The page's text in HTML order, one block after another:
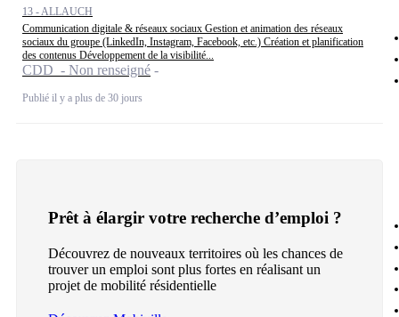
13 - ALLAUCH
Communication digitale & réseaux sociaux Gestion et animation des réseaux
sociaux du groupe (LinkedIn, Instagram, Facebook, etc.) Création et planification
des contenus Développement de la visibilité...
CDD - Non renseigné
Publié il y a plus de 30 jours
Prêt à élargir votre recherche d’emploi ?
Découvrez de nouveaux territoires où les chances de
trouver un emploi sont plus fortes en réalisant un
projet de mobilité résidentielle